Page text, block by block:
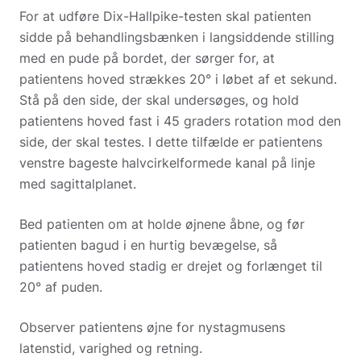
For at udføre Dix-Hallpike-testen skal patienten
sidde på behandlingsbænken i langsiddende stilling
med en pude på bordet, der sørger for, at
patientens hoved strækkes 20° i løbet af et sekund.
Stå på den side, der skal undersøges, og hold
patientens hoved fast i 45 graders rotation mod den
side, der skal testes. I dette tilfælde er patientens
venstre bageste halvcirkelformede kanal på linje
med sagittalplanet.
Bed patienten om at holde øjnene åbne, og før
patienten bagud i en hurtig bevægelse, så
patientens hoved stadig er drejet og forlænget til
20° af puden.
Observer patientens øjne for nystagmusens
latenstid, varighed og retning.